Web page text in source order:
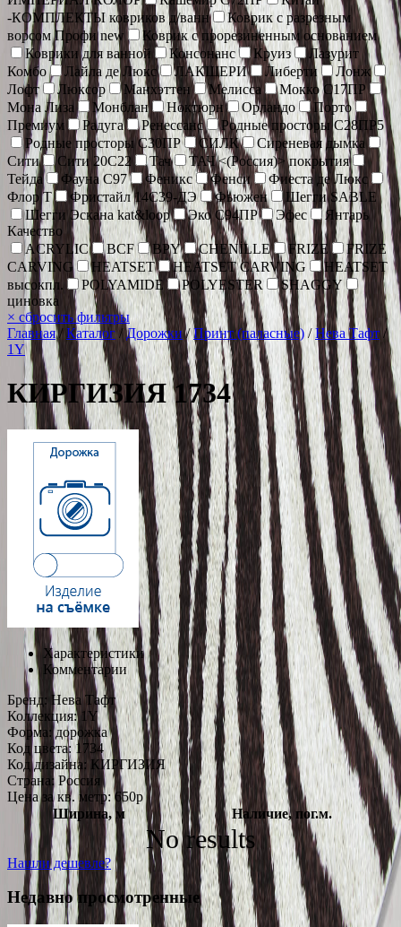
-КОМПЛЕКТЫ ковриков д/ванн
Коврик c разрезным
ворсом Профи new
Коврик с прорезиненным основанием
Коврики для ванной
Консонанс Круиз
Лазурит
Комбо
Лайла де Люкс ЛАКШЕРИ Либерти
Лонж
Лофт
Люксор Манхэттен Мелисса
Мокко С17ПР
Мона Лиза
Монблан Ноктюрн Орландо
Порто
Премиум
Радуга Ренессанс
Родные просторы С28ПР5
Родные просторы С30ПР
СИЛК
Сиреневая дымка
Сити
Сити 20С22 Тач
ТАЧ <(Россия)> покрытия
Тейда
Фауна С97 Феникс Фенси
Фиеста де Люкс
Флор Т
Фристайл 14С39-ДЭ Фьюжен
Шегги SABLE
Шегги Эскана kat&loop
Эко С94ПР Эфес
Янтарь
Качество
ACRYLIC
BCF BPY CHENİLLE FRIZE
FRIZE
CARVING
HEATSET HEATSET CARVING
HEATSET
высокпл.
POLYAMIDE POLYESTER
SHAGGY
циновка
× сбросить фильтры
Главная/ Каталог/ Дорожки/Принт (паласные)/Нева Тафт/
1Y
КИРГИЗИЯ 1734
Характеристики
Комментарии
Бренд: Нева Тафт
Коллекция:1Y
Форма:дорожка
Код цвета: 1734
Код дизайна: КИРГИЗИЯ
Страна: Россия
Цена за кв. метр: 650p
Ширина, м
Наличие, пог.м.
No results
Нашли дешевле?
Недавно просмотренные